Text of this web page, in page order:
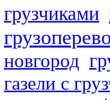
грузчиками
новгород
газели с